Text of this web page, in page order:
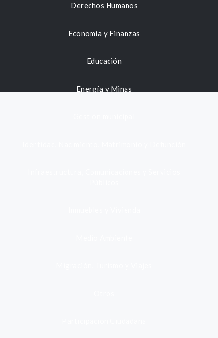
Derechos Humanos
Economía y Finanzas
Educación
Energía y Minas